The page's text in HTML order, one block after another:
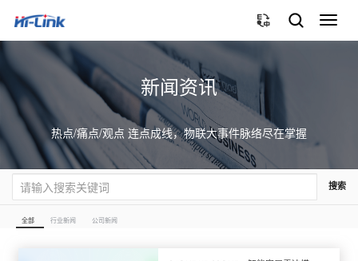
切
换
新闻资讯
热点/痛点/观点 连点成线，物联大事件脉络尽在掌握
搜索
全部 行业新闻 公司新闻